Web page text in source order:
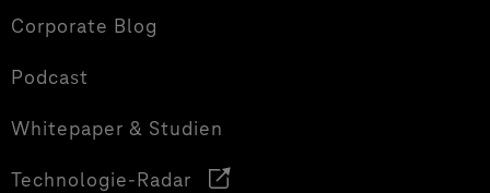
Corporate Blog
Podcast
Whitepaper & Studien
Technologie-Radar